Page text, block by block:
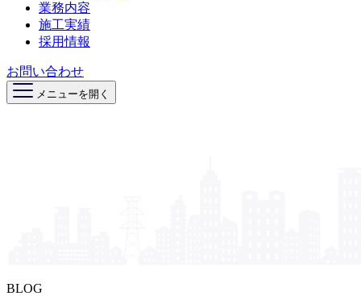
業務内容
施工実績
採用情報
お問い合わせ
メニューを開く
BLOG